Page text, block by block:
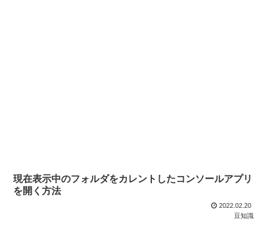
現在表示中のフォルダをカレントしたコンソールアプリ
を開く方法
2022.02.20
豆知識